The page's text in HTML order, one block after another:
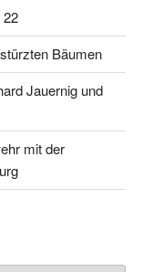
22
Bäumen
Jauernig und
mit der